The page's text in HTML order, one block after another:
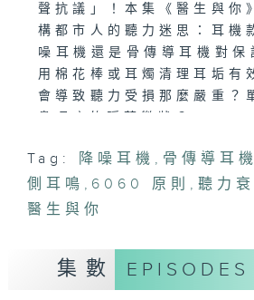
聲抗議」！本集《醫生與你
構都市人的聽力迷思：耳機
噪耳機還是骨傳導耳機對保
用棉花棒或耳燭清理耳垢有
會導致聽力受損那麼嚴重？
嘉賓將介紹護耳的「60-60
入探討聽力衰退與大腦退化
關係。此外，節目更會分
新醫學科技。聽覺受損通常
主持：鄭萃雯、梁凱寧
嘉賓：唐志輝教授（香港中
Tag: 降噪耳機 , 骨傳導耳機
側耳鳴 , 6060 原則 ,聽力
醫生與你
集數 EPISODES